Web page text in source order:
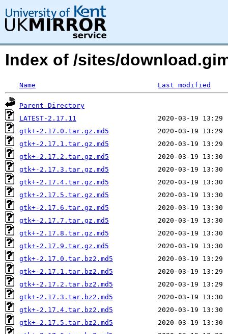
Index of /sites/
Name Last modified
Parent Directory
LATEST-2.17.11
gtk+-2.17.0.tar.gz.md5
gtk+-2.17.1.tar.gz.md5
gtk+-2.17.2.tar.gz.md5
gtk+-2.17.3.tar.gz.md5
gtk+-2.17.4.tar.gz.md5
gtk+-2.17.5.tar.gz.md5
gtk+-2.17.6.tar.gz.md5
gtk+-2.17.7.tar.gz.md5
gtk+-2.17.8.tar.gz.md5
gtk+-2.17.9.tar.gz.md5
gtk+-2.17.0.tar.bz2.md5
gtk+-2.17.1.tar.bz2.md5
gtk+-2.17.2.tar.bz2.md5
gtk+-2.17.3.tar.bz2.md5
gtk+-2.17.4.tar.bz2.md5
gtk+-2.17.5.tar.bz2.md5